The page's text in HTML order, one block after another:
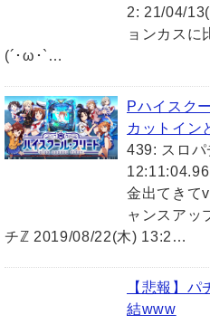
2: 21/04/
ョンカスに
(´･ω･`…
Pハイスク
カットイン
439: スロ
金出てきて
ャンスアッ
チℤ 2019/08/22(木) 13:2…
【悲報】
結www